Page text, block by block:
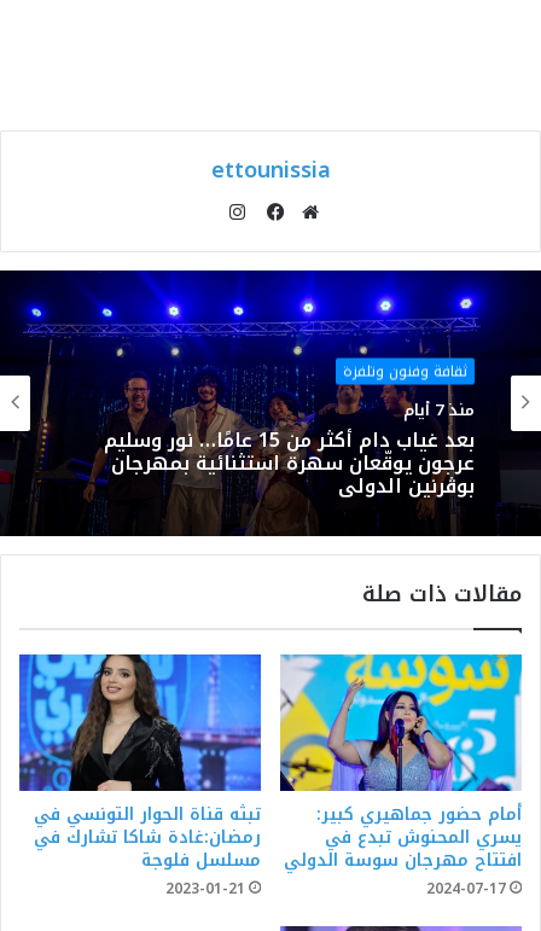
ettounissia
الويب
ثقافة وفنون وتلفزة
منذ 7 أيام
بعد غياب دام أكثر من 15 عامًا… نور وسليم
عرجون يوقّعان سهرة استثنائية بمهرجان
بوڨرنين الدولي
مقالات ذات صلة
أمام حضور جماهيري كبير:
يسري المحنوش تبدع في
افتتاح مهرجان سوسة الدولي
2024-07-17
تبثه قناة الحوار التونسي في
رمضان:غادة شاكا تشارك في
مسلسل فلوجة
2023-01-21